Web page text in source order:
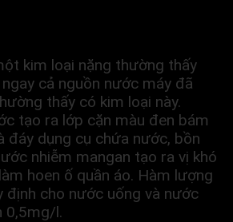
kim loại nặng thường thấy
cả nguồn nước máy đã
thấy có kim loại này.
tạo ra lớp cặn màu đen bám
đáy dụng cụ chứa nước, bồn
nhiễm mangan tạo ra vị khó
hoen ố quần áo. Hàm lượng
định cho nước uống và nước
0,5mg/l.